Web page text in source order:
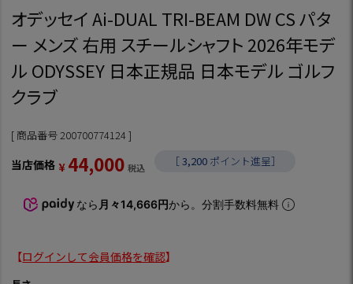
オデッセイ Ai-DUAL TRI-BEAM DW CS パタ
ー メンズ 右用 スチールシャフト 2026年モデ
ル ODYSSEY 日本正規品 日本モデル ゴルフ
クラブ
商品番号 200700774124
当店価格 ¥ 44,000 税込 ［3,200 ポイント進呈］
なら 月々14,666円から。分割手数料無料
【ログインして会員価格を確認】